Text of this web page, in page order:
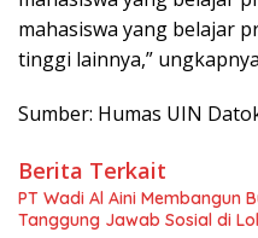
mahasiswa yang belajar
tinggi lainnya,”
Sumber: Humas UIN
Berita Terkait
PT Wadi Al Aini Membangun
Tanggung Jawab Sosial di